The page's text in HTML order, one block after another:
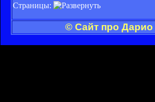
Страницы:
© Сайт про Дарио